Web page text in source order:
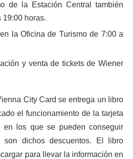
de la Estación Central también
19:00 horas.
la Oficina de Turismo de 7:00 a
y venta de tickets de Wiener
City Card se entrega un libro
el funcionamiento de la tarjeta
en los que se pueden conseguir
son dichos descuentos. El libro
para llevar la información en